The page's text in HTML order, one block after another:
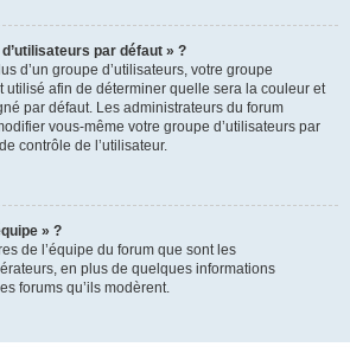
d’utilisateurs par défaut » ?
d’un groupe d’utilisateurs, votre groupe
utilisé afin de déterminer quelle sera la couleur et
par défaut. Les administrateurs du forum
vous-même votre groupe d’utilisateurs par
contrôle de l’utilisateur.
» ?
de l’équipe du forum que sont les
en plus de quelques informations
forums qu’ils modèrent.